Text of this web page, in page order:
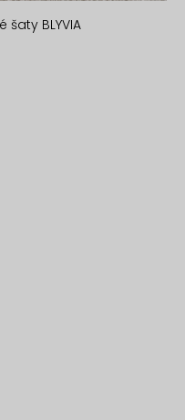
BLYVIA